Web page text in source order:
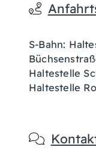
S-Bahn:
Haltestelle
Haltestelle